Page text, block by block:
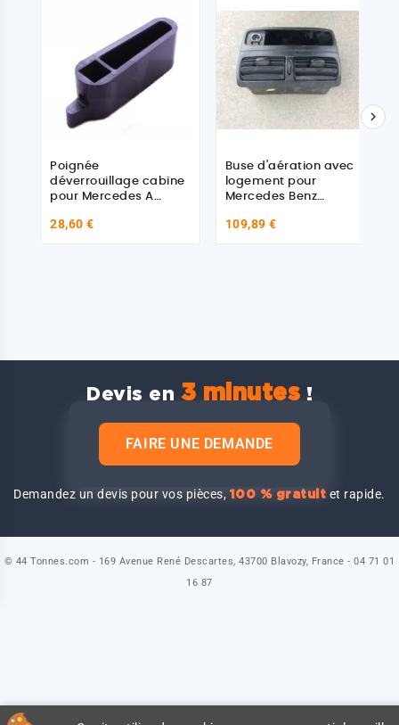
Poignée
déverrouillage cabine
pour Mercedes A
28,60 €
Buse d'aération avec
logement pour
Mercedes Benz
109,89 €

Devis en 3 minutes !
FAIRE UNE DEMANDE
Demandez un devis pour vos pièces,100 % gratuit et rapide.
© 44 Tonnes.com - 169 Avenue René Descartes, 43700 Blavozy, France - 04 71 01
16 87